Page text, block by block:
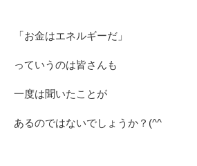
「お金はエネルギーだ」
っていうのは皆さんも
一度は聞いたことが
あるのではないでしょうか？(^^ゞ